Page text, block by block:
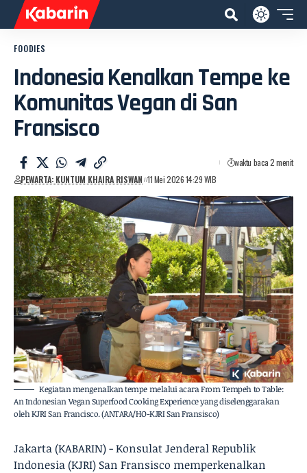
FOODIES
Indonesia Kenalkan Tempe ke
Komunitas Vegan di San
Fransisco
PEWARTA: KUNTUM KHAIRA RISWAN 11 Mei 2026 14:29 WIB
waktu baca 2 menit
Kegiatan mengenalkan tempe melalui acara From Tempeh to Table:
An Indonesian Vegan Superfood Cooking Experience yang diselenggarakan
oleh KJRI San Francisco. (ANTARA/HO-KJRI San Fransisco)
Jakarta (KABARIN) - Konsulat Jenderal Republik
Indonesia (KJRI) San Fransisco memperkenalkan